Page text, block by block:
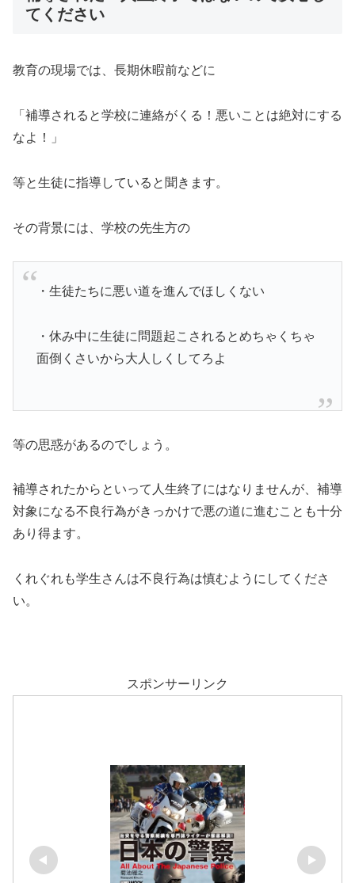
てください
教育の現場では、長期休暇前などに
「補導されると学校に連絡がくる！悪いことは絶対にする
なよ！」
等と生徒に指導していると聞きます。
その背景には、学校の先生方の
・生徒たちに悪い道を進んでほしくない
・休み中に生徒に問題起こされるとめちゃくちゃ
面倒くさいから大人しくしてろよ
等の思惑があるのでしょう。
補導されたからといって人生終了にはなりませんが、補導
対象になる不良行為がきっかけで悪の道に進むことも十分
あり得ます。
くれぐれも学生さんは不良行為は慎むようにしてくださ
い。
スポンサーリンク